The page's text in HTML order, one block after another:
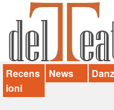
News
Palazzi consiglia
Video
Chi siamo
Recens
ioni
News